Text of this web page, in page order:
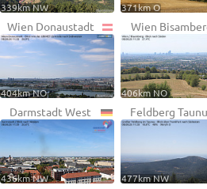
339km NW 371km O
Wien Donaustadt
404km NO
Wien
406km NO
Darmstadt West
436km NW
Feldberg
477km NW